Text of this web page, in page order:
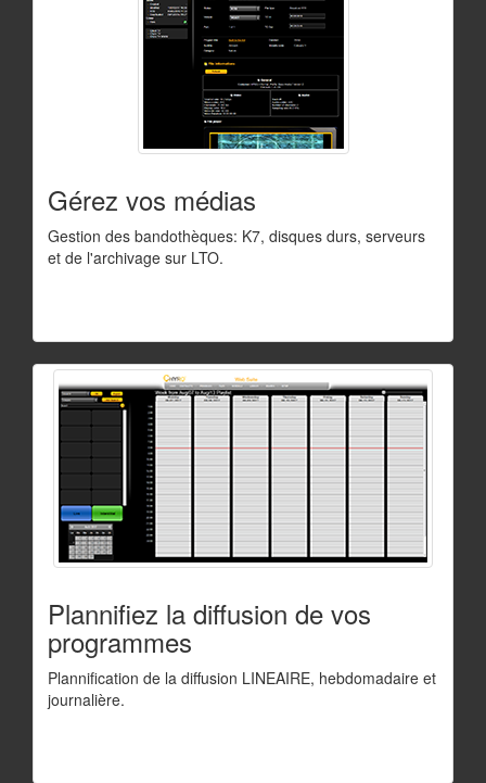
Gérez vos médias
Gestion des bandothèques: K7, disques durs, serveurs
et de l'archivage sur LTO.
Plannifiez la diffusion de vos
programmes
Plannification de la diffusion LINEAIRE, hebdomadaire et
journalière.